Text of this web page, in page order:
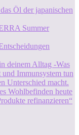
Öl der japanischen
Summer
deinem Alltag -Was
Immunsystem tun
Unterschied macht.
Wohlbefinden heute
refinanzieren“